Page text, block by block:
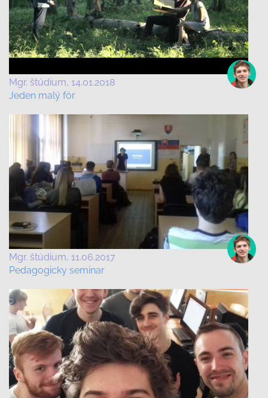
Mgr. štúdium 14.01.2018
Jeden malý fór
Mgr. štúdium 11.06.2017
Pedagogicky seminar